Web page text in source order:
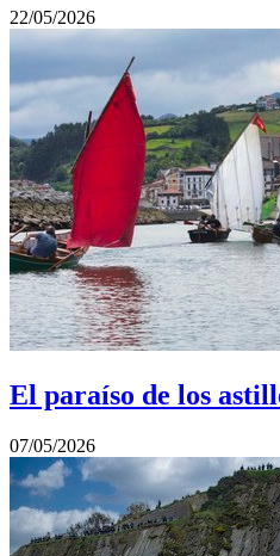
22/05/2026
El paraíso de los
07/05/2026